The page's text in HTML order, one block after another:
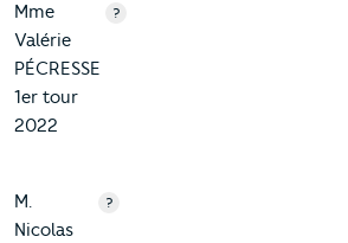
Mme
Valérie
PÉCRESSE
1er tour
2022
?
M.
Nicolas
?